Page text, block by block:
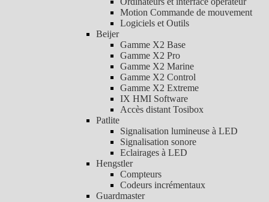
Motion Commande de mouvement
Logiciels et Outils
Beijer
Gamme X2 Base
Gamme X2 Pro
Gamme X2 Marine
Gamme X2 Control
Gamme X2 Extreme
IX HMI Software
Accès distant Tosibox
Patlite
Signalisation lumineuse à LED
Signalisation sonore
Eclairages à LED
Hengstler
Compteurs
Codeurs incrémentaux
Guardmaster